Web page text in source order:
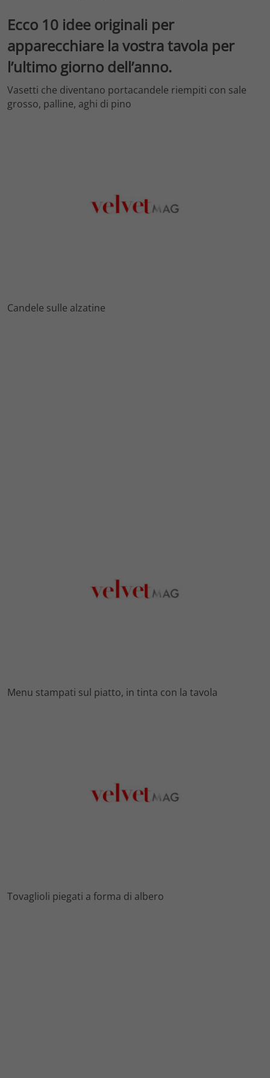
Ecco 10 idee originali per
apparecchiare la vostra tavola per
l’ultimo giorno dell’anno.
Vasetti che diventano portacandele riempiti con sale
grosso, palline, aghi di pino
Candele sulle alzatine
Menu stampati sul piatto, in tinta con la tavola
Tovaglioli piegati a forma di albero